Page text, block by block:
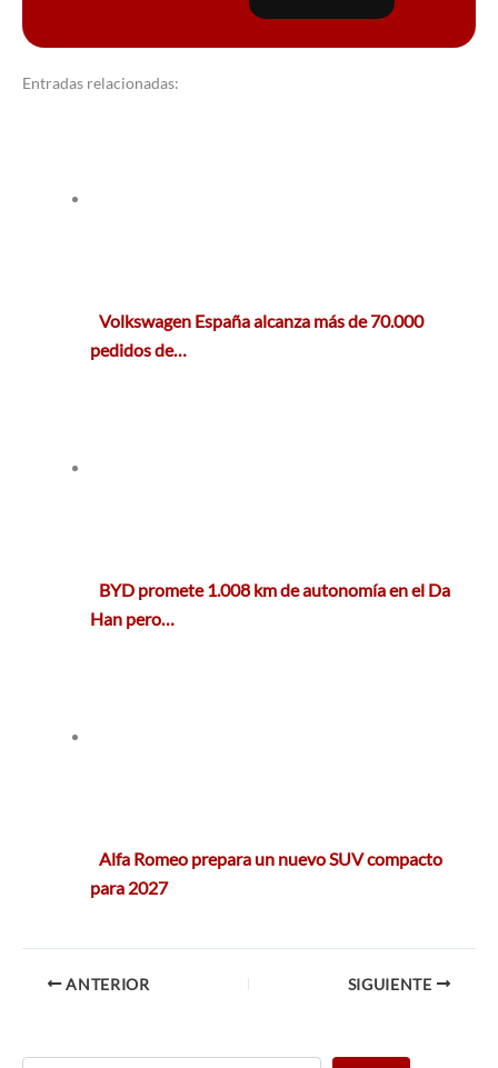
Entradas relacionadas:
Volkswagen España alcanza más de 70.000
pedidos de…
BYD promete 1.008 km de autonomía en el Da
Han pero…
Alfa Romeo prepara un nuevo SUV compacto
para 2027
ANTERIOR SIGUIENTE